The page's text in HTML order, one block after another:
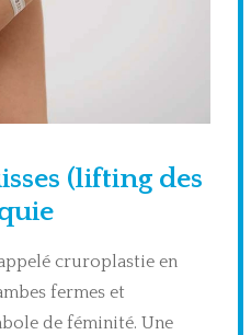
(lifting des
cruroplastie en
fermes et
de féminité. Une